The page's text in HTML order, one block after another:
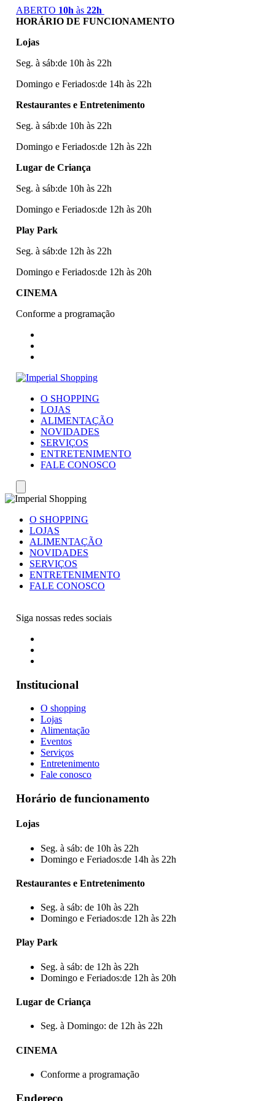
ABERTO 10h às 22h
HORÁRIO DE FUNCIONAMENTO
Lojas
Seg. à sáb:de 10h às 22h
Domingo e Feriados:de 14h às 22h
Restaurantes e Entretenimento
Seg. à sáb:de 10h às 22h
Domingo e Feriados:de 12h às 22h
Lugar de Criança
Seg. à sáb:de 10h às 22h
Domingo e Feriados:de 12h às 20h
Play Park
Seg. à sáb:de 12h às 22h
Domingo e Feriados:de 12h às 20h
CINEMA
Conforme a programação
O SHOPPING
LOJAS
ALIMENTAÇÃO
NOVIDADES
SERVIÇOS
ENTRETENIMENTO
FALE CONOSCO
O SHOPPING
LOJAS
ALIMENTAÇÃO
NOVIDADES
SERVIÇOS
ENTRETENIMENTO
FALE CONOSCO
Siga nossas redes sociais
Institucional
O shopping
Lojas
Alimentação
Eventos
Serviços
Entretenimento
Fale conosco
Horário de funcionamento
Lojas
Seg. à sáb: de 10h às 22h
Domingo e Feriados:de 14h às 22h
Restaurantes e Entretenimento
Seg. à sáb: de 10h às 22h
Domingo e Feriados:de 12h às 22h
Play Park
Seg. à sáb: de 12h às 22h
Domingo e Feriados:de 12h às 20h
Lugar de Criança
Seg. à Domingo: de 12h às 22h
CINEMA
Conforme a programação
Endereço